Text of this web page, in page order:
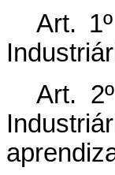
Art.
Art.